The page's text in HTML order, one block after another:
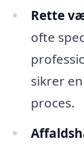
Rette
ofte
sikrer
proces.